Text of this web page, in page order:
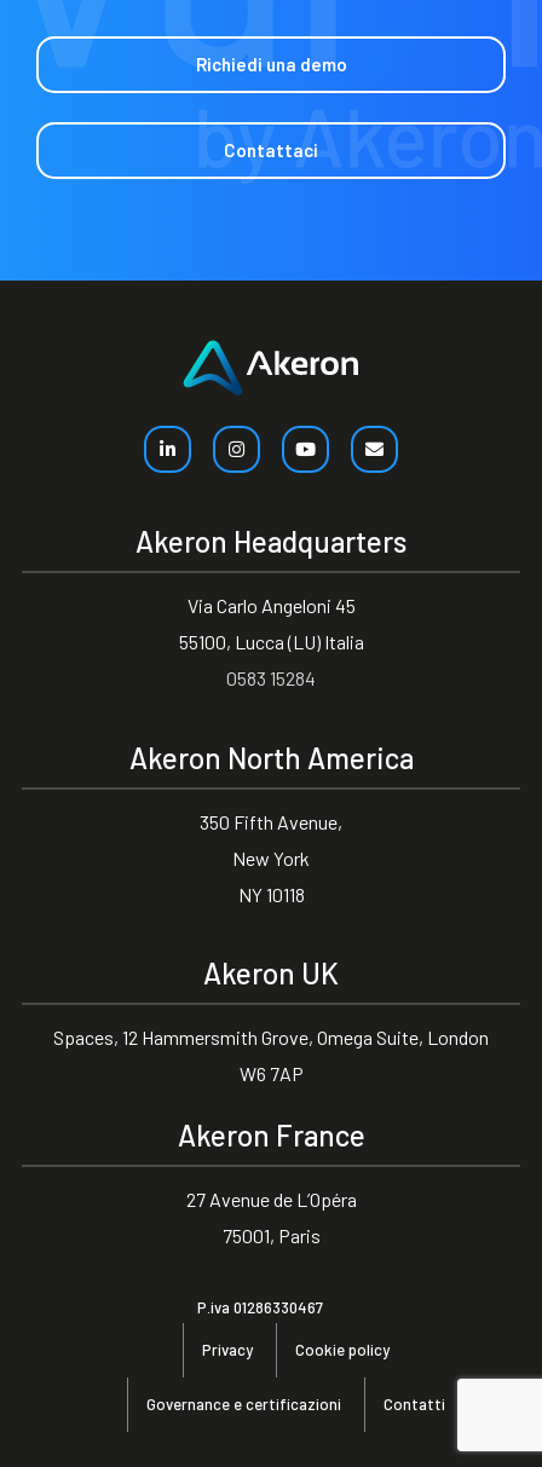
Richiedi una demo
Contattaci
Akeron Headquarters
Via Carlo Angeloni 45
55100, Lucca (LU) Italia
0583 15284
Akeron North America
350 Fifth Avenue,
New York
NY 10118
Akeron UK
Spaces, 12 Hammersmith Grove, Omega Suite, London
W6 7AP
Akeron France
27 Avenue de L’Opéra
75001, Paris
P.iva 01286330467
Privacy Cookie policy
Governance e certificazioni Contatti